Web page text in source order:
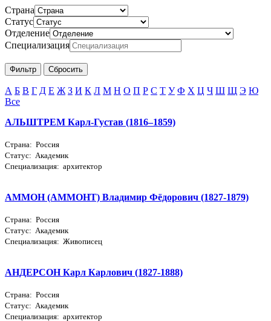
Страна
Статус
Отделение
Специализация
А Б В Г Д Е Ж З И К Л М Н О П Р С Т У Ф Х Ц Ч Ш Щ Э Ю
Все
АЛЬШТРЕМ Карл-Густав (1816–1859)
Страна: Россия
Статус: Академик
Специализация: архитектор
АММОН (АММОНТ) Владимир Фёдорович (1827-1879)
Страна: Россия
Статус: Академик
Специализация: Живописец
АНДЕРСОН Карл Карлович (1827-1888)
Страна: Россия
Статус: Академик
Специализация: архитектор